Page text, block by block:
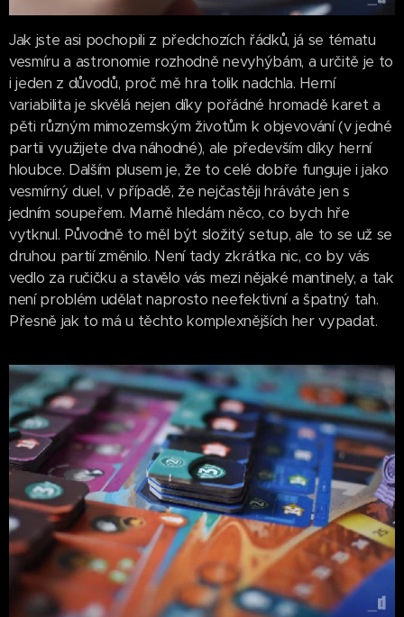
Jak jste asi pochopili z předchozích řádků, já se tématu
vesmíru a astronomie rozhodně nevyhýbám, a určitě je to
i jeden z důvodů, proč mě hra tolik nadchla. Herní
variabilita je skvělá nejen díky pořádné hromadě karet a
pěti různým mimozemským životům k objevování (v jedné
partii využijete dva náhodné), ale především díky herní
hloubce. Dalším plusem je, že to celé dobře funguje i jako
vesmírný duel, v případě, že nejčastěji hráváte jen s
jedním soupeřem. Marně hledám něco, co bych hře
vytknul. Původně to měl být složitý setup, ale to se už se
druhou partií změnilo. Není tady zkrátka nic, co by vás
vedlo za ručičku a stavělo vás mezi nějaké mantinely, a tak
není problém udělat naprosto neefektivní a špatný tah.
Přesně jak to má u těchto komplexnějších her vypadat.